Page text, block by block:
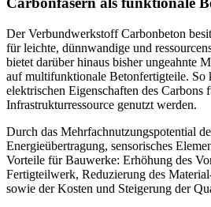
Der Verbundwerkstoff Carbonbeton
für leichte, dünnwandige und
bietet darüber hinaus bisher ungeahnte
auf multifunktionale Betonfertigteile. So
elektrischen Eigenschaften des Carbons
Infrastrukturressource genutzt werden.
Durch das Mehrfachnutzungspotential
Energieübertragung, sensorisches
Vorteile für Bauwerke: Erhöhung des
Fertigteilwerk, Reduzierung des
sowie der Kosten und Steigerung der